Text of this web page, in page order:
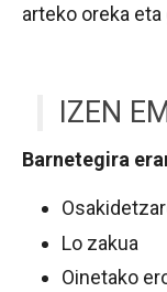
arteko oreka
IZEN
Barnetegira
Lo zakua
Oinetako